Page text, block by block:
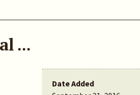
...
Date Added